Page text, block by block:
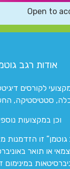
Open to
אודות רגב
סטטיסטיקה,
וכן במקצועות
זו הזדמנות
או תואר